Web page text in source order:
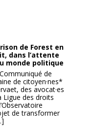
de Forest en
dans l’attente
monde politique
de
de citoyen·nes*
des avocat·es
Ligue des droits
de transformer